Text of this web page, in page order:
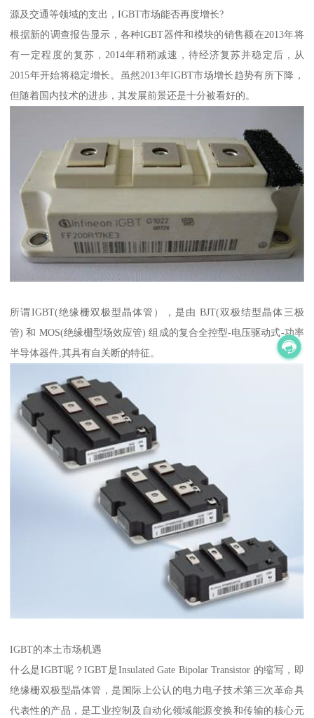
源及交通等领域的支出，IGBT市场能否再度增长?
根据新的调查报告显示，各种IGBT器件和模块的销售额在2013年将
有一定程度的复苏，2014年稍稍减速，待经济复苏并稳定后，从
2015年开始将稳定增长。虽然2013年IGBT市场增长趋势有所下降，
但随着国内技术的进步，其发展前景还是十分被看好的。
所谓IGBT(绝缘栅双极型晶体管），是由 BJT(双极结型晶体三极
管) 和 MOS(绝缘栅型场效应管) 组成的复合全控型-电压驱动式-功率
半导体器件,其具有自关断的特征。
IGBT的本土市场机遇
什么是IGBT呢？IGBT是Insulated Gate Bipolar Transistor 的缩写，即
绝缘栅双极型晶体管，是国际上公认的电力电子技术第三次革命具
代表性的产品，是工业控制及自动化领域能源变换和传输的核心元